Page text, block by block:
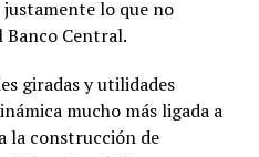
justamente lo que no
Banco Central.
giradas y utilidades
mucho más ligada a
la construcción de